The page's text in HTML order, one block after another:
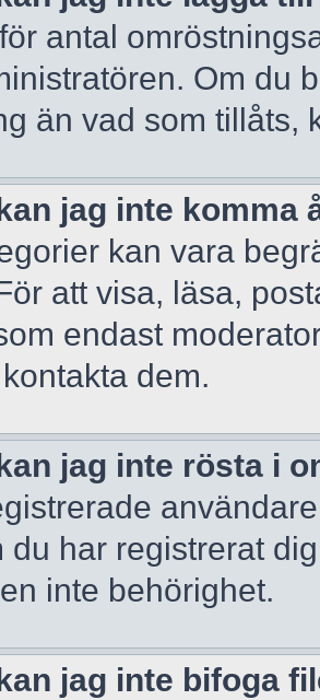
antal
Om du
än vad som tillåts,
jag inte komma
kan vara
att visa, läsa,
endast
dem.
jag inte rösta i
du har registrerat
inte behörighet.
jag inte bifoga